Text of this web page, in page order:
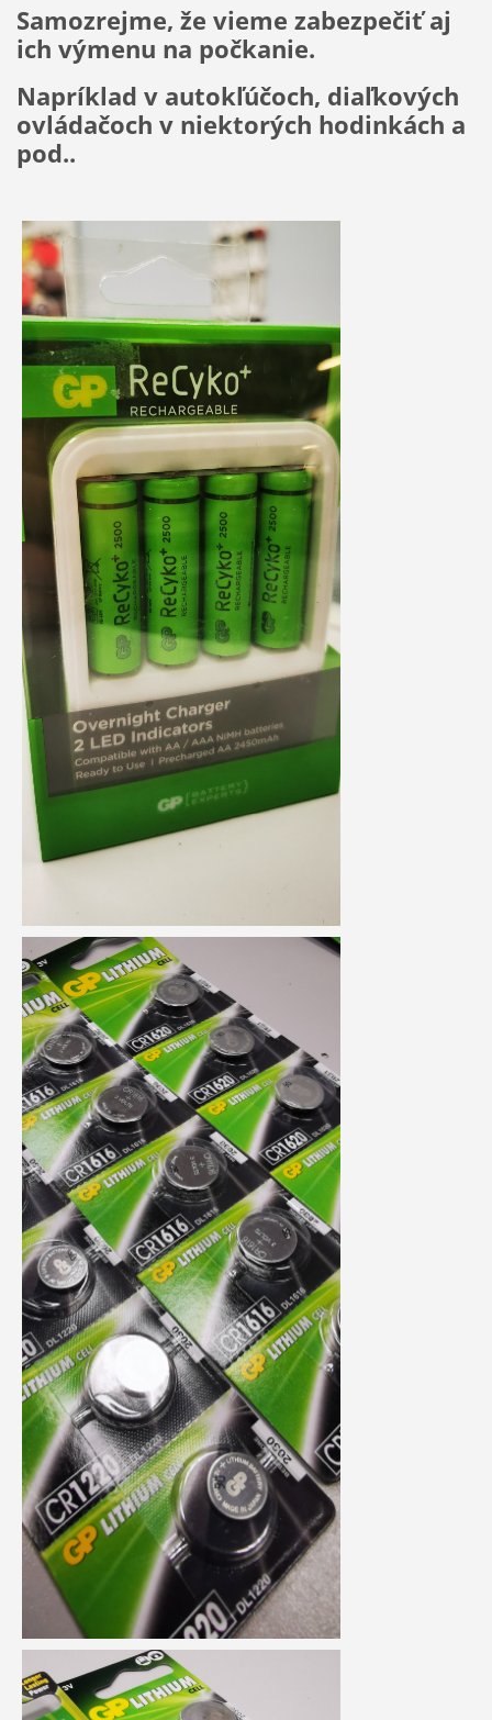
Samozrejme, že vieme zabezpečiť aj
ich výmenu na počkanie.
Napríklad v autokľúčoch, diaľkových
ovládačoch v niektorých hodinkách a
pod..